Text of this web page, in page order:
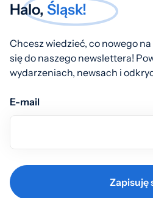
Halo, Śląsk!
Chcesz wiedzieć, co nowego
się do naszego newslettera!
wydarzeniach, newsach i
E-mail
Zapisuję